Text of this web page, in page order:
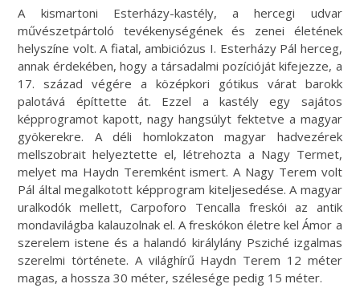
A kismartoni Esterházy-kastély, a hercegi udvar
művészetpártoló tevékenységének és zenei életének
helyszíne volt. A fiatal, ambiciózus I. Esterházy Pál herceg,
annak érdekében, hogy a társadalmi pozícióját kifejezze, a
17. század végére a középkori gótikus várat barokk
palotává építtette át. Ezzel a kastély egy sajátos
képprogramot kapott, nagy hangsúlyt fektetve a magyar
gyökerekre. A déli homlokzaton magyar hadvezérek
mellszobrait helyeztette el, létrehozta a Nagy Termet,
melyet ma Haydn Teremként ismert. A Nagy Terem volt
Pál által megalkotott képprogram kiteljesedése. A magyar
uralkodók mellett, Carpoforo Tencalla freskói az antik
mondavilágba kalauzolnak el. A freskókon életre kel Ámor a
szerelem istene és a halandó királylány Psziché izgalmas
szerelmi története. A világhírű Haydn Terem 12 méter
magas, a hossza 30 méter, szélesége pedig 15 méter.